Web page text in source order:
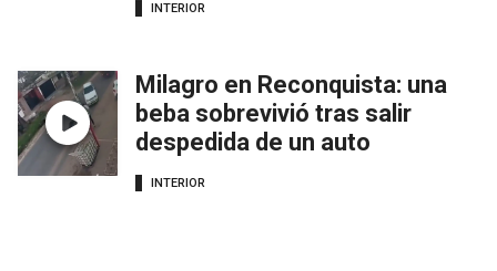
INTERIOR
Milagro en Reconquista: una
beba sobrevivió tras salir
despedida de un auto
INTERIOR